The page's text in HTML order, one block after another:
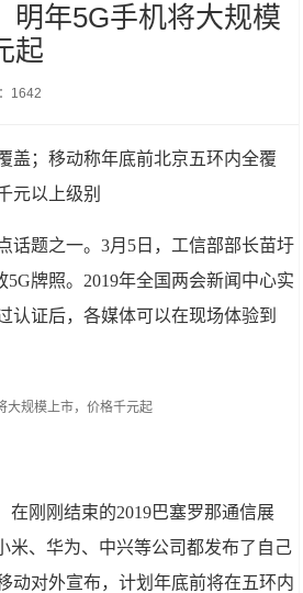
明年5G手机将大规模
起
1642
盖；移动称年底前北京五环内全覆
元以上级别
话题之一。3月5日，工信部部长苗圩
牌照。2019年全国两会新闻中心实
认证后，各媒体可以在现场体验到
在刚刚结束的2019巴塞罗那通信展
米、华为、中兴等公司都发布了自己
动对外宣布，计划年底前将在五环内